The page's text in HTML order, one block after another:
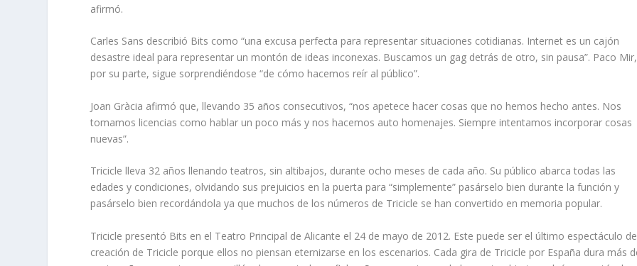
afirmó.
Carles Sans describió Bits como “una excusa perfecta para representar situaciones cotidianas. Internet es un cajón
desastre ideal para representar un montón de ideas inconexas. Buscamos un gag detrás de otro, sin pausa”. Paco Mir,
por su parte, sigue sorprendiéndose “de cómo hacemos reír al público”.
Joan Gràcia afirmó que, llevando 35 años consecutivos, “nos apetece hacer cosas que no hemos hecho antes. Nos
tomamos licencias como hablar un poco más y nos hacemos auto homenajes. Siempre intentamos incorporar cosas
nuevas”.
Tricicle lleva 32 años llenando teatros, sin altibajos, durante ocho meses de cada año. Su público abarca todas las
edades y condiciones, olvidando sus prejuicios en la puerta para “simplemente” pasárselo bien durante la función y
pasárselo bien recordándola ya que muchos de los números de Tricicle se han convertido en memoria popular.
Tricicle presentó Bits en el Teatro Principal de Alicante el 24 de mayo de 2012. Este puede ser el último espectáculo de
creación de Tricicle porque ellos no piensan eternizarse en los escenarios. Cada gira de Tricicle por España dura más